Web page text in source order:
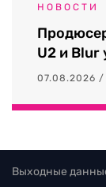
НОВОСТИ
U2 и Blur
07.08.2026 /
Выходные